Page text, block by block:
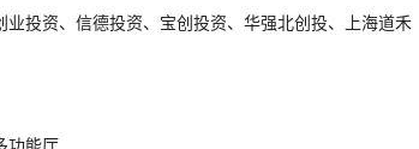
投资、信德投资、宝创投资、华强北创投、上海道禾